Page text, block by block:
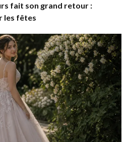
fait son grand retour :
les fêtes